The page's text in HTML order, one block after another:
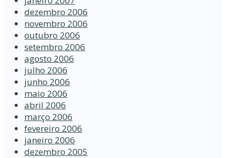
dezembro 2006
novembro 2006
outubro 2006
setembro 2006
agosto 2006
julho 2006
junho 2006
maio 2006
abril 2006
março 2006
fevereiro 2006
janeiro 2006
dezembro 2005